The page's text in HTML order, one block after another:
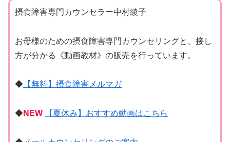
摂食障害専門カウンセラー中村綾子
お母様のための摂食障害専門カウンセリングと、接し
方が分かる《動画教材》の販売を行っています。
◆ 【無料】摂食障害メルマガ
◆NEW 【夏休み】おすすめ動画はこちら